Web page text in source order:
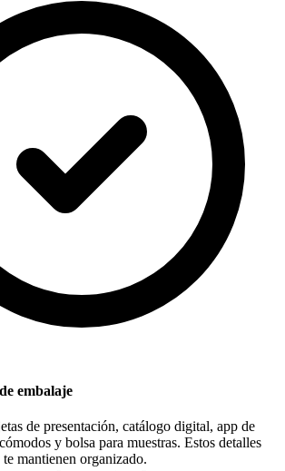
embalaje
de presentación, catálogo digital, app de
y bolsa para muestras. Estos detalles
mantienen organizado.